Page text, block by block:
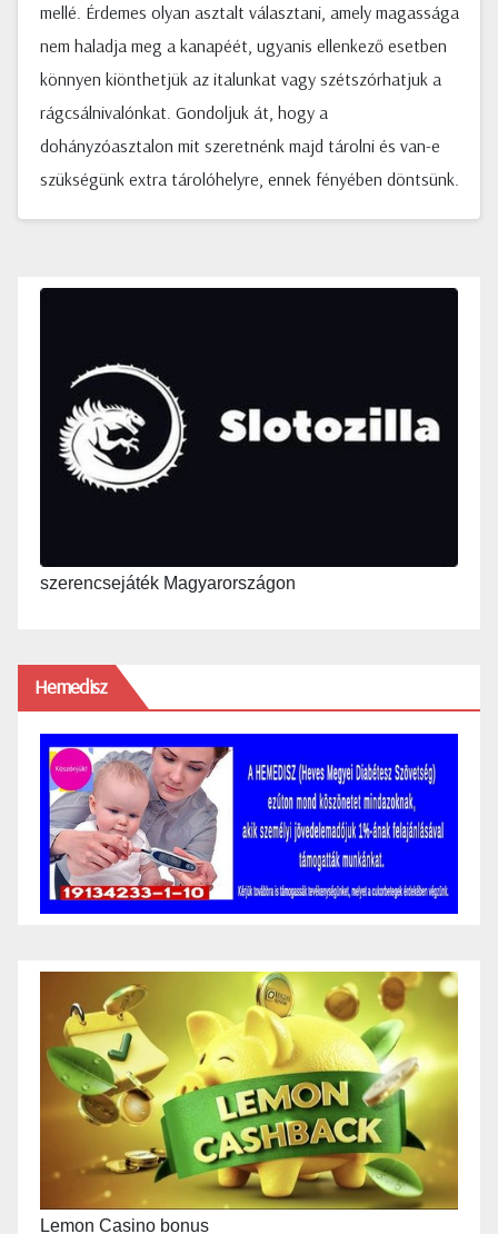
mellé. Érdemes olyan asztalt választani, amely magassága
nem haladja meg a kanapéét, ugyanis ellenkező esetben
könnyen kiönthetjük az italunkat vagy szétszórhatjuk a
rágcsálnivalónkat. Gondoljuk át, hogy a
dohányzóasztalon mit szeretnénk majd tárolni és van-e
szükségünk extra tárolóhelyre, ennek fényében döntsünk.
szerencsejáték Magyarországon
Hemedisz
Lemon Casino bonus